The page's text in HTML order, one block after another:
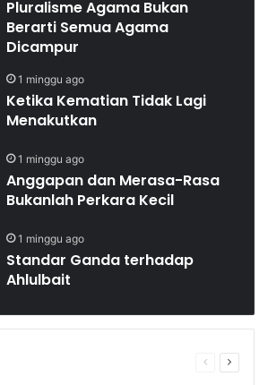
Pluralisme Agama Bukan
Berarti Semua Agama
Dicampur
1 minggu ago
Ketika Kematian Tidak Lagi
Menakutkan
1 minggu ago
Anggapan dan Merasa-Rasa
Bukanlah Perkara Kecil
1 minggu ago
Standar Ganda terhadap
Ahlulbait